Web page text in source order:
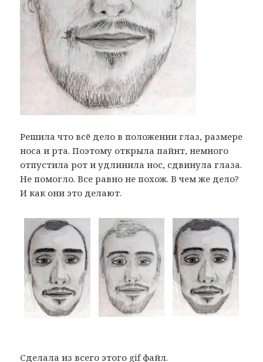
Решила что всё дело в положении глаз, размере
носа и рта. Поэтому открыла пайнт, немного
отпустила рот и удлинила нос, сдвинула глаза.
Не помогло. Все равно не похож. В чем же дело?
И как они это делают.
Сделала из всего этого gif файл.